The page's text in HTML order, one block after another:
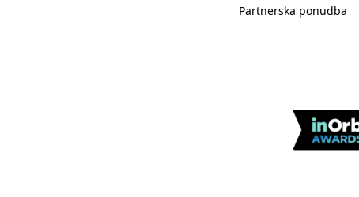
Partnerska ponudba